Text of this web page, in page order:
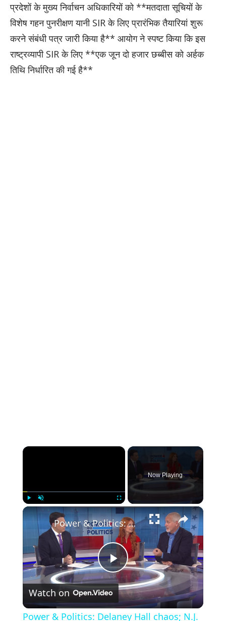
प्रदेशों के मुख्य निर्वाचन अधिकारियों को **मतदाता सूचियों के
विशेष गहन पुनरीक्षण यानी SIR के लिए प्रारंभिक तैयारियां शुरू
करने संबंधी पत्र जारी किया है** आयोग ने स्पष्ट किया कि इस
राष्ट्रव्यापी SIR के लिए **एक जून दो हजार छब्बीस को अर्हक
तिथि निर्धारित की गई है**
×
Play Unmute Fullscreen
Now Playing
×
Play
Video
Power & Politics: Delaney Hall chaos; N.J. primary election nears; AI data center concerns
Watch on
Power & Politics: Delaney Hall chaos; N.J.